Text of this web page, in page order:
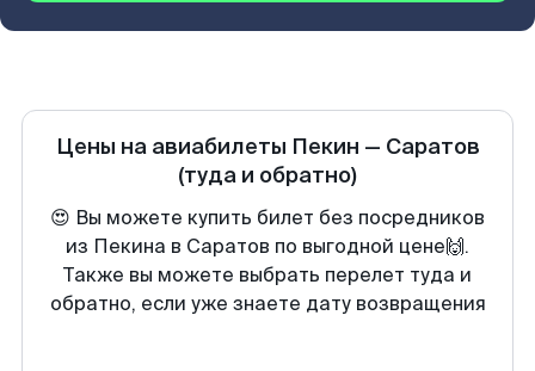
Цены на авиабилеты Пекин — Саратов
(туда и обратно)
😍 Вы можете купить билет без посредников
из Пекина в Саратов по выгодной цене🙌.
Также вы можете выбрать перелет туда и
обратно, если уже знаете дату возвращения